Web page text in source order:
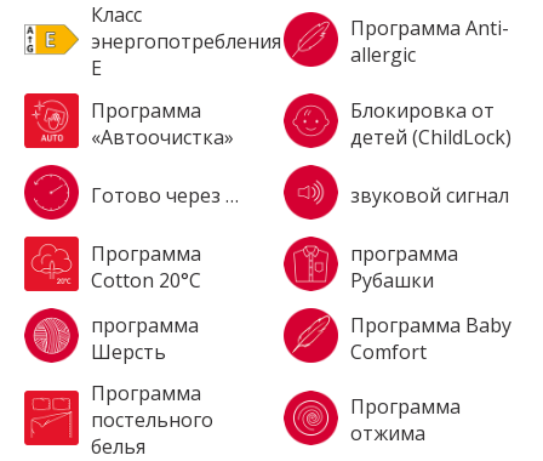
Класс
энергопотребления
E
Программа Anti-
allergic
Программа
«Автоочистка»
Блокировка от
детей (ChildLock)
Готово через … звуковой сигнал
Программа
Cotton 20°C
программа
Рубашки
программа
Шерсть
Программа Baby
Comfort
Программа
постельного
белья
Программа
отжима